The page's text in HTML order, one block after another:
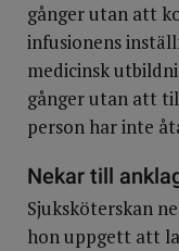
gånger utan att
infusionens
medicinsk
gånger utan att
person har inte
Nekar till
Sjuksköterskan
hon uppgett att